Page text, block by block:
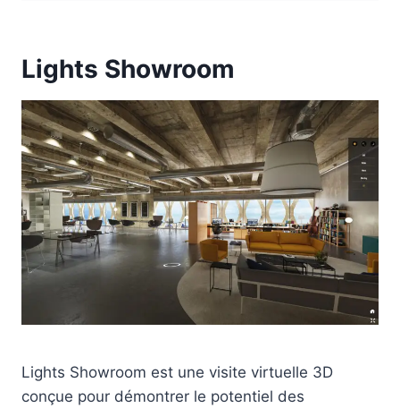
Lights Showroom
Lights Showroom est une visite virtuelle 3D
conçue pour démontrer le potentiel des